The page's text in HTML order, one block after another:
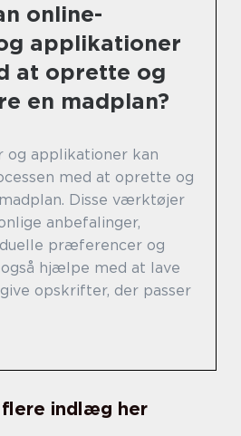
online-
applikationer
at oprette og
en madplan?
applikationer kan
med at oprette og
Disse værktøjer
anbefalinger,
præferencer og
hjælpe med at lave
opskrifter, der passer
indlæg her